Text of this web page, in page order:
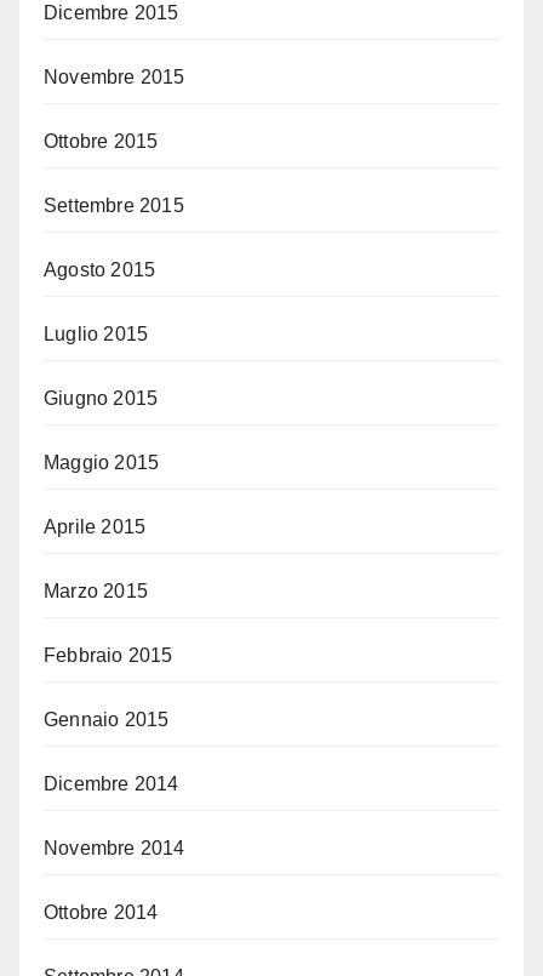
Dicembre 2015
Novembre 2015
Ottobre 2015
Settembre 2015
Agosto 2015
Luglio 2015
Giugno 2015
Maggio 2015
Aprile 2015
Marzo 2015
Febbraio 2015
Gennaio 2015
Dicembre 2014
Novembre 2014
Ottobre 2014